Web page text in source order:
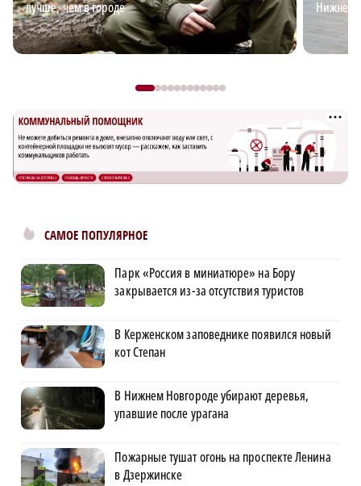
лучше, чем в городе
САМОЕ ПОПУЛЯРНОЕ
Парк «Россия в миниатюре» на Бору
закрывается из-за отсутствия туристов
В Керженском заповеднике появился новый
кот Степан
В Нижнем Новгороде убирают деревья,
упавшие после урагана
Пожарные тушат огонь на проспекте Ленина
в Дзержинске